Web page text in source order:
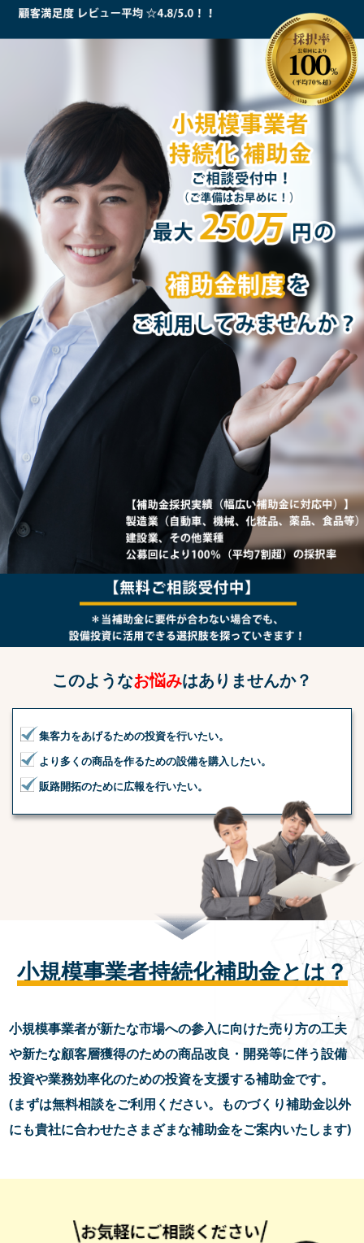
このようなお悩みはありませんか？
集客力をあげるための投資を行いたい。
より多くの商品を作るための設備を購入したい。
販路開拓のために広報を行いたい。
小規模事業者持続化補助金とは？
小規模事業者が新たな市場への参入に向けた売り方の工夫
や新たな顧客層獲得のための商品改良・開発等に伴う設備
投資や業務効率化のための投資を支援する補助金です。
(まずは無料相談をご利用ください。ものづくり補助金以外
にも貴社に合わせたさまざまな補助金をご案内いたします)